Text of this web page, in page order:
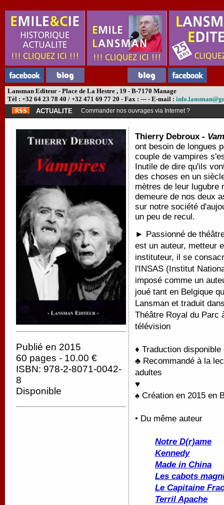
Lansman Editeur - Place de La Hestre , 19 - B-7170 Manage
Tél : +32 64 23 78 40 / +32 471 69 77 20 - Fax : --- - E-mail :
ACTUALITE
Commander nos ouvrages via Internet ?
Publié en 2015
60 pages - 10.00 €
ISBN: 978-2-8071-0042-
8
Disponible
Thierry Debroux -
ont besoin de longues
couple de vampires
Inutile de dire qu'ils
des choses en un
mètres de leur lugubre
demeure de nos deux
sur notre société
un peu de recul.
► Passionné de
est un auteur, metteur
instituteur, il se
l'INSAS (Institut
imposé comme un
joué tant en Belgique
Lansman et traduit
Théâtre Royal du Parc
télévision
♦ Traduction
♣ Recommandé à la
adultes
♥
♠ Création en 2015 en
• Du même auteur
Notre D(r)ame
Kennedy
Made in China
Les cabots
Le Capitaine
Terril Apache